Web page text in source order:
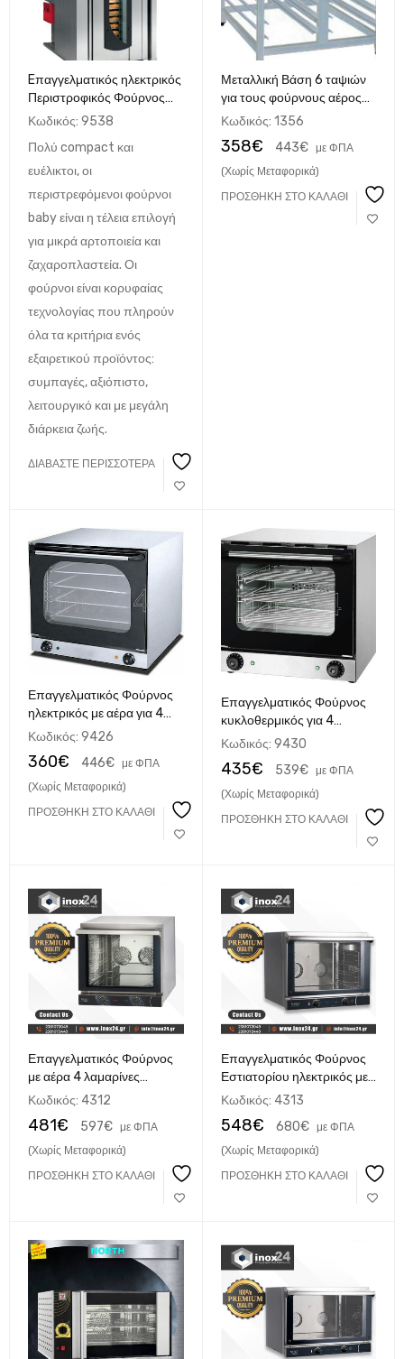
Eπαγγελματικός ηλεκτρικός
Περιστροφικός Φούρνος
Αρτοποιείας &
18 ταψιά, τύπος small,
FIORINI Ιταλίας
Κωδικός: 9538
Πολύ compact και
ευέλικτοι, οι
περιστρεφόμενοι φούρνοι
baby είναι η τέλεια επιλογή
για μικρά αρτοποιεία και
ζαχαροπλαστεία. Οι
φούρνοι είναι κορυφαίας
τεχνολογίας που πληρούν
όλα τα κριτήρια ενός
εξαιρετικού προϊόντος:
συμπαγές, αξιόπιστο,
λειτουργικό και με μεγάλη
διάρκεια ζωής.
ΔΙΑΒΆΣΤΕ ΠΕΡΙΣΣΌΤΕΡΑ
Μεταλλική Βάση 6 ταψιών
για τους φούρνους αέρος
North 12C1
Κωδικός: 1356
358€ 443€
με ΦΠΑ
(Χωρίς Μεταφορικά)
ΠΡΟΣΘΉΚΗ ΣΤΟ ΚΑΛΆΘΙ
Επαγγελματικός Φούρνος
ηλεκτρικός με αέρα για 4
λαμαρίνες 43x34 cm
Κωδικός: 9426
360€ 446€ με ΦΠΑ
(Χωρίς Μεταφορικά)
ΠΡΟΣΘΉΚΗ ΣΤΟ ΚΑΛΆΘΙ
Επαγγελματικός Φούρνος
κυκλοθερμικός για 4
λαμαρίνες 43x34 cm
Κωδικός: 9430
435€ 539€
με ΦΠΑ
(Χωρίς Μεταφορικά)
ΠΡΟΣΘΉΚΗ ΣΤΟ ΚΑΛΆΘΙ
Επαγγελματικός Φούρνος
με αέρα 4 λαμαρίνες
435×350 made in Italy
Κωδικός: 4312
481€ 597€ με ΦΠΑ
(Χωρίς Μεταφορικά)
ΠΡΟΣΘΉΚΗ ΣΤΟ ΚΑΛΆΘΙ
Επαγγελματικός Φούρνος
Εστιατορίου ηλεκτρικός με
αέρα 4 435x350 TDM
Κωδικός: 4313
548€ 680€
με ΦΠΑ
(Χωρίς Μεταφορικά)
ΠΡΟΣΘΉΚΗ ΣΤΟ ΚΑΛΆΘΙ